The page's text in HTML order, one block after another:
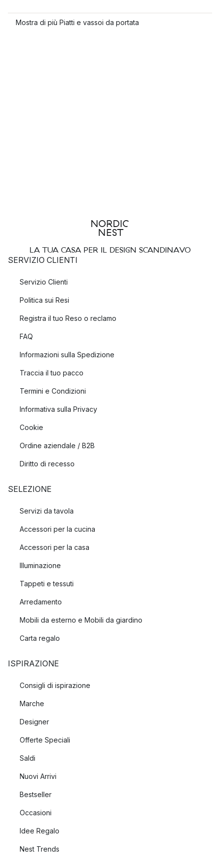
Mostra di più Piatti e vassoi da portata
LA TUA CASA PER IL DESIGN SCANDINAVO
SERVIZIO CLIENTI
Servizio Clienti
Politica sui Resi
Registra il tuo Reso o reclamo
FAQ
Informazioni sulla Spedizione
Traccia il tuo pacco
Termini e Condizioni
Informativa sulla Privacy
Cookie
Ordine aziendale / B2B
Diritto di recesso
SELEZIONE
Servizi da tavola
Accessori per la cucina
Accessori per la casa
Illuminazione
Tappeti e tessuti
Arredamento
Mobili da esterno e Mobili da giardino
Carta regalo
ISPIRAZIONE
Consigli di ispirazione
Marche
Designer
Offerte Speciali
Saldi
Nuovi Arrivi
Bestseller
Occasioni
Idee Regalo
Nest Trends